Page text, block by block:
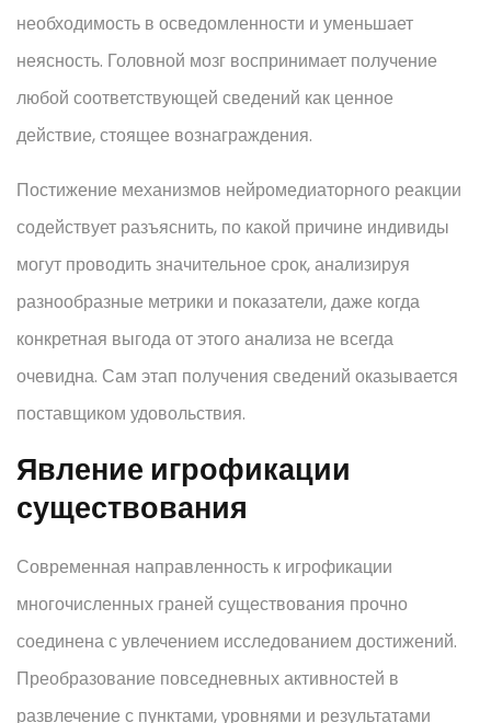
необходимость в осведомленности и уменьшает
неясность. Головной мозг воспринимает получение
любой соответствующей сведений как ценное
действие, стоящее вознаграждения.
Постижение механизмов нейромедиаторного реакции
содействует разъяснить, по какой причине индивиды
могут проводить значительное срок, анализируя
разнообразные метрики и показатели, даже когда
конкретная выгода от этого анализа не всегда
очевидна. Сам этап получения сведений оказывается
поставщиком удовольствия.
Явление игрофикации
существования
Современная направленность к игрофикации
многочисленных граней существования прочно
соединена с увлечением исследованием достижений.
Преобразование повседневных активностей в
развлечение с пунктами, уровнями и результатами